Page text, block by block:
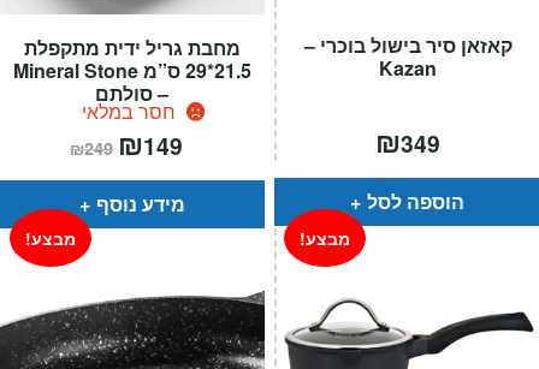
מחבת גריל ידית מתקפלת
21.5*29 ס”מ Mineral Stone
– סולתם
חסר במלאי
₪249 המחיר
המקורי
היה:
₪249.
₪149
הוא:
מידע נוסף
קאזאן סיר בישול בוכרי –
Kazan
₪349
הוספה לסל
מבצע! מבצע!